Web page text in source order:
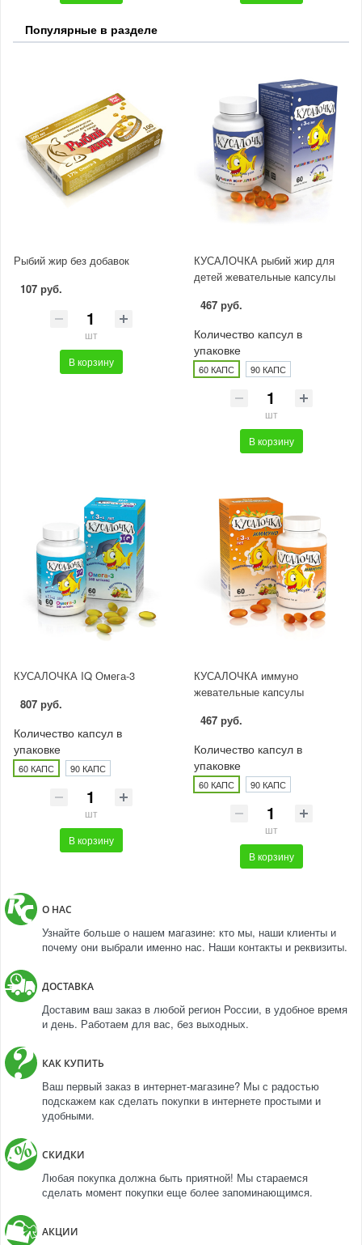
Популярные в разделе
Рыбий жир без добавок
107 руб.
шт
В корзину
КУСАЛОЧКА рыбий жир для
детей жевательные капсулы
467 руб.
Количество капсул в
упаковке
60 КАПС 90 КАПС
шт
В корзину
КУСАЛОЧКА IQ Омега-3
807 руб.
Количество капсул в
упаковке
60 КАПС 90 КАПС
шт
В корзину
КУСАЛОЧКА иммуно
жевательные капсулы
467 руб.
Количество капсул в
упаковке
60 КАПС 90 КАПС
шт
В корзину
О НАС
Узнайте больше о нашем магазине: кто мы, наши клиенты и
почему они выбрали именно нас. Наши контакты и реквизиты.
ДОСТАВКА
Доставим ваш заказ в любой регион России, в удобное время
и день. Работаем для вас, без выходных.
КАК КУПИТЬ
Ваш первый заказ в интернет-магазине? Мы с радостью
подскажем как сделать покупки в интернете простыми и
удобными.
СКИДКИ
Любая покупка должна быть приятной! Мы стараемся
сделать момент покупки еще более запоминающимся.
АКЦИИ